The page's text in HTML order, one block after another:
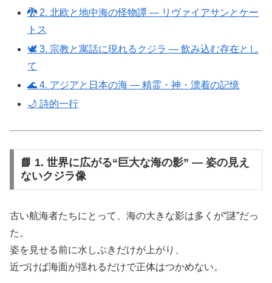
🐉 2. 北欧と地中海の怪物譚 ― リヴァイアサンとケー
トス
🕊️ 3. 宗教と寓話に現れるクジラ ― 飲み込む存在とし
て
🌊 4. アジアと日本の海 ― 精霊・神・漂着の記憶
🌙 詩的一行
📘 1. 世界に広がる“巨大な海の影” ― 姿の見え
ないクジラ像
古い航海者たちにとって、海の大きな影は多くが“謎”だっ
た。
姿を見せる前に水しぶきだけが上がり、
近づけば海面が揺れるだけで正体はつかめない。